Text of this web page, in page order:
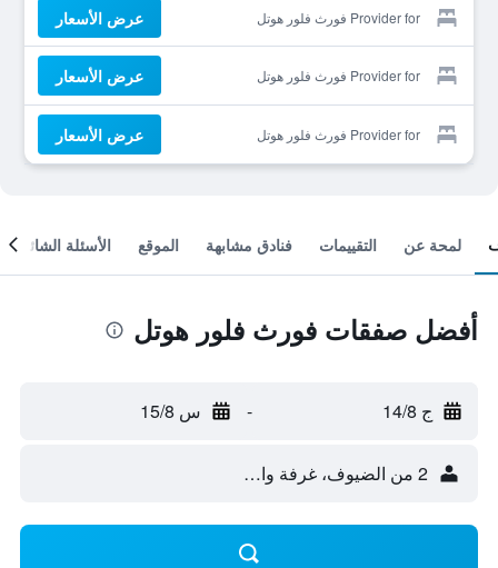
Provider for فورث فلور هوتل عرض الأسعار
Provider for فورث فلور هوتل عرض الأسعار
Provider for فورث فلور هوتل عرض الأسعار
لمحة عن التقييمات فنادق مشابهة الموقع الأسئلة الشائعة
أفضل صفقات فورث فلور هوتل
ج 14/8 - س 15/8
2 من الضيوف، غرفة واحدة